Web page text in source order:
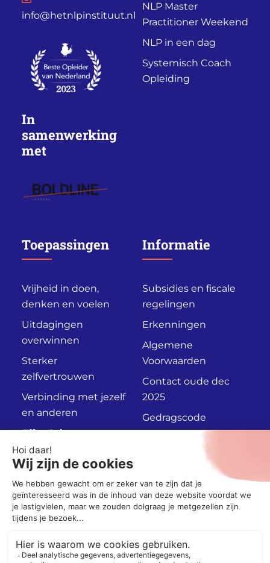
info@hetnlpinstituut.nl
In
samenwerking
met
NLP Master
Practitioner Weekend
NLP in een dag
Systemisch Coach
Opleiding
Toepassingen
Vrijheid in doen,
denken en voelen
Uitdagingen
overwinnen
Sterker
zelfvertrouwen
Verbinding met jezelf
en anderen
Effectief
communiceren
Informatie
Subsidies en fiscale
regelingen
Erkenningen
Algemene
Voorwaarden
Contact oude dec
2025
Gedragscode
Socials